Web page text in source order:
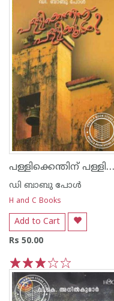
പള്ളിക്കെന്തിന്‌ പള്ളിക്കൂടം
ഡി ബാബു പോള്‍
H and C Books
Add to Cart
Rs 50.00
5
4
3
2
1